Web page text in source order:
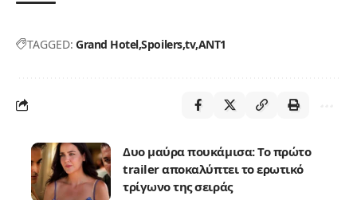
TAGGED: Grand HotelSpoilerstvΑΝΤ1
Δυο μαύρα πουκάμισα: Το πρώτο
trailer αποκαλύπτει το ερωτικό
τρίγωνο της σειράς